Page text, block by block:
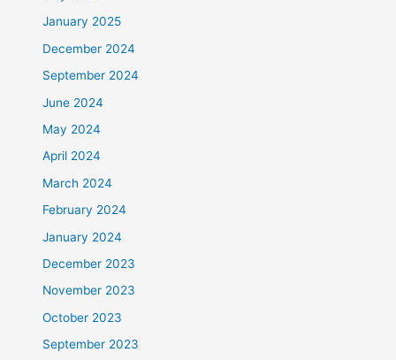
January 2025
December 2024
September 2024
June 2024
May 2024
April 2024
March 2024
February 2024
January 2024
December 2023
November 2023
October 2023
September 2023